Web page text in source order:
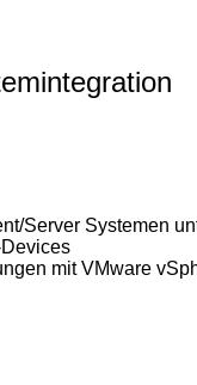
Server Systemen
mit VMware